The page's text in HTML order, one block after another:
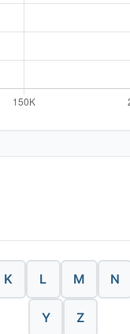
K L M N
Y Z